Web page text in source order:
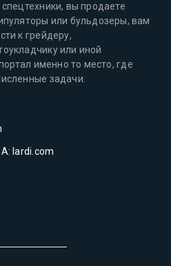
вы продаете
или бульдозеры, вам
к грейдеру,
или иной
именно то место, где
задачи.
lardi.com